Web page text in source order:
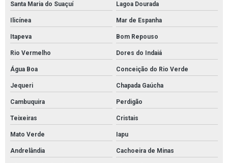
Santa Maria do Suaçuí Lagoa Dourada
Ilicínea Mar de Espanha
Itapeva Bom Repouso
Rio Vermelho Dores do Indaiá
Água Boa Conceição do Rio Verde
Jequeri Chapada Gaúcha
Cambuquira Perdigão
Teixeiras Cristais
Mato Verde Iapu
Andrelândia Cachoeira de Minas